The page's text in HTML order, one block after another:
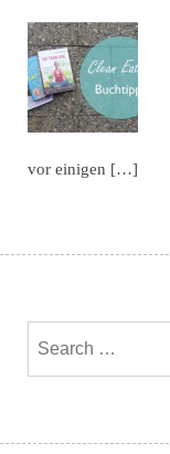
vor einigen […]